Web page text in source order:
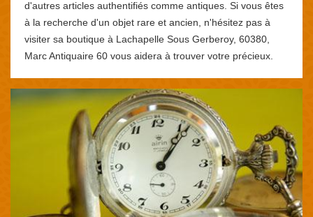
d'autres articles authentifiés comme antiques. Si vous êtes
à la recherche d'un objet rare et ancien, n'hésitez pas à
visiter sa boutique à Lachapelle Sous Gerberoy, 60380,
Marc Antiquaire 60 vous aidera à trouver votre précieux.